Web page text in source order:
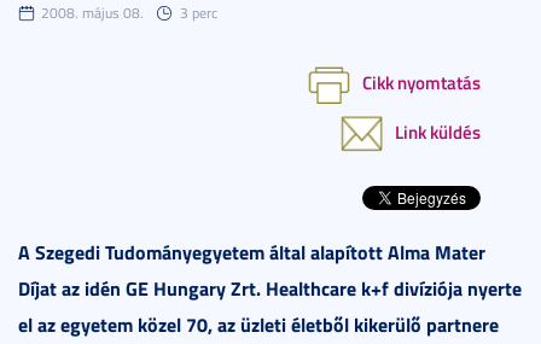
2008. május 08. 3 perc
Cikk nyomtatás
Link küldés
A Szegedi Tudományegyetem által alapított Alma Mater
Díjat az idén GE Hungary Zrt. Healthcare k+f divíziója nyerte
el az egyetem közel 70, az üzleti életből kikerülő partnere